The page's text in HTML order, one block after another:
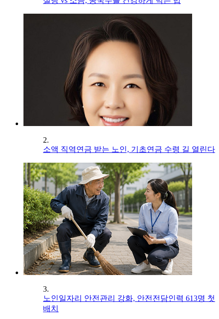
2.
소액 직역연금 받는 노인, 기초연금 수령 길 열린다
3.
노인일자리 안전관리 강화, 안전전담인력 613명 첫
배치